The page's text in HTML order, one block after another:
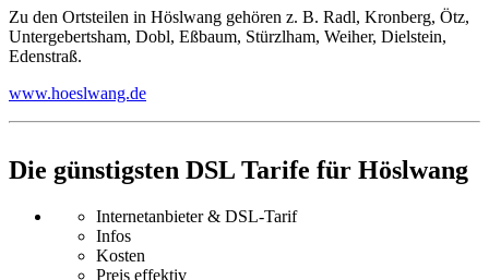
Zu den Ortsteilen in Höslwang gehören z. B. Radl, Kronberg, Ötz,
Untergebertsham, Dobl, Eßbaum, Stürzlham, Weiher, Dielstein,
Edenstraß.
www.hoeslwang.de
Die günstigsten DSL Tarife für Höslwang
Internetanbieter & DSL-Tarif
Infos
Kosten
Preis effektiv